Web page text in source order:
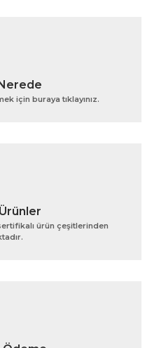
bulunuyor.
için buraya tıklayınız.
ürün çeşitlerinden